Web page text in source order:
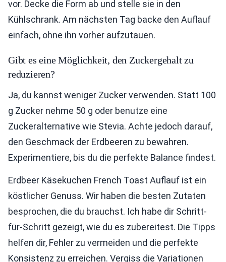
vor. Decke die Form ab und stelle sie in den
Kühlschrank. Am nächsten Tag backe den Auflauf
einfach, ohne ihn vorher aufzutauen.
Gibt es eine Möglichkeit, den Zuckergehalt zu
reduzieren?
Ja, du kannst weniger Zucker verwenden. Statt 100
g Zucker nehme 50 g oder benutze eine
Zuckeralternative wie Stevia. Achte jedoch darauf,
den Geschmack der Erdbeeren zu bewahren.
Experimentiere, bis du die perfekte Balance findest.
Erdbeer Käsekuchen French Toast Auflauf ist ein
köstlicher Genuss. Wir haben die besten Zutaten
besprochen, die du brauchst. Ich habe dir Schritt-
für-Schritt gezeigt, wie du es zubereitest. Die Tipps
helfen dir, Fehler zu vermeiden und die perfekte
Konsistenz zu erreichen. Vergiss die Variationen